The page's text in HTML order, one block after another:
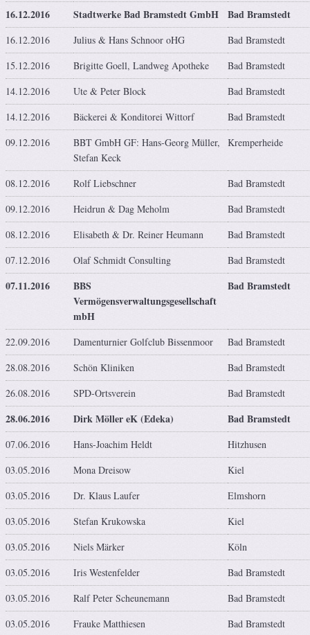
16.12.2016 Stadtwerke Bad Bramstedt GmbH Bad Bramstedt
16.12.2016 Julius & Hans Schnoor oHG
Bad Bramstedt
15.12.2016
Brigitte Goell, Landweg Apotheke
Bad Bramstedt
14.12.2016
Ute & Peter Block
Bad Bramstedt
14.12.2016
Bäckerei & Konditorei Wittorf
Bad Bramstedt
09.12.2016
BBT GmbH GF: Hans-Georg Müller,
Stefan Keck
Kremperheide
08.12.2016 Rolf Liebschner
Bad Bramstedt
09.12.2016
Heidrun & Dag Meholm
Bad Bramstedt
08.12.2016
Elisabeth & Dr. Reiner Heumann
Bad Bramstedt
07.12.2016
Olaf Schmidt Consulting Bad Bramstedt
07.11.2016
BBS
Vermögensverwaltungsgesellschaft
mbH
Bad Bramstedt
22.09.2016 Damenturnier Golfclub Bissenmoor
Bad Bramstedt
28.08.2016
Schön Kliniken
Bad Bramstedt
26.08.2016
SPD-Ortsverein Bad Bramstedt
28.06.2016 Dirk Möller eK (Edeka) Bad Bramstedt
07.06.2016 Hans-Joachim Heldt
Hitzhusen
03.05.2016
Mona Dreisow
Kiel
03.05.2016
Dr. Klaus Laufer
Elmshorn
03.05.2016
Stefan Krukowska
Kiel
03.05.2016
Niels Märker
Köln
03.05.2016
Iris Westenfelder
Bad Bramstedt
03.05.2016
Ralf Peter Scheunemann
Bad Bramstedt
03.05.2016
Frauke Matthiesen
Bad Bramstedt